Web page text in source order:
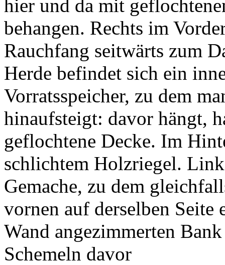
hier und da mit
behangen. Rechts im
Rauchfang seitwärts zum
Herde befindet sich ein
Vorratsspeicher, zu dem
hinaufsteigt: davor hängt,
geflochtene Decke. Im
schlichtem Holzriegel.
Gemache, zu dem
vornen auf derselben
Wand angezimmerten
Schemeln davor